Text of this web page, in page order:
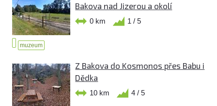
Bakova nad Jizerou a okolí
0 km 1 / 5
muzeum
Z Bakova do Kosmonos přes Babu i
Dědka
10 km 4 / 5